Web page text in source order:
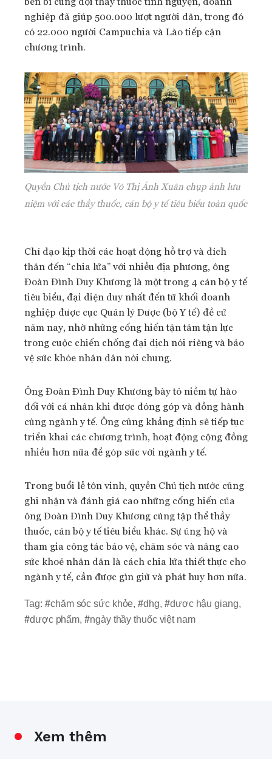
nghiệp đã giúp 500.000 lượt người dân, trong đó
có 22.000 người Campuchia và Lào tiếp cận
chương trình.
Quyền Chủ tịch nước Võ Thị Ánh Xuân chụp ảnh lưu
niệm với các thầy thuốc, cán bộ y tế tiêu biểu toàn quốc
Chỉ đạo kịp thời các hoạt động hỗ trợ và đích
thân đến “chia lửa” với nhiều địa phương, ông
Đoàn Đình Duy Khương là một trong 4 cán bộ y tế
tiêu biểu, đại diện duy nhất đến từ khối doanh
nghiệp được cục Quản lý Dược (bộ Y tế) đề cử
năm nay, nhờ những cống hiến tận tâm tận lực
trong cuộc chiến chống đại dịch nói riêng và bảo
vệ sức khỏe nhân dân nói chung.
Ông Đoàn Đình Duy Khương bày tỏ niềm tự hào
đối với cá nhân khi được đóng góp và đồng hành
cùng ngành y tế. Ông cũng khẳng định sẽ tiếp tục
triển khai các chương trình, hoạt động cộng đồng
nhiều hơn nữa để góp sức với ngành y tế.
Trong buổi lễ tôn vinh, quyền Chủ tịch nước cũng
ghi nhận và đánh giá cao những cống hiến của
ông Đoàn Đình Duy Khương cùng tập thể thầy
thuốc, cán bộ y tế tiêu biểu khác. Sự ủng hộ và
tham gia công tác bảo vệ, chăm sóc và nâng cao
sức khoẻ nhân dân là cách chia lửa thiết thực cho
ngành y tế, cần được gìn giữ và phát huy hơn nữa.
Tag: #chăm sóc sức khỏe,#dhg,#dược hậu giang,
#dược phẩm,#ngày thầy thuốc việt nam
Xem thêm